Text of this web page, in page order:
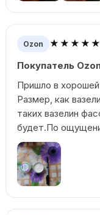
Ozon ★★★★★
Покупатель
Пришло в
Размер, как
таких вазелин
будет.По